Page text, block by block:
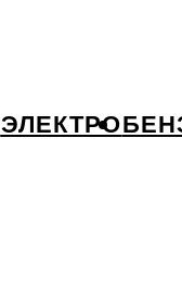
ЭЛЕКТРО